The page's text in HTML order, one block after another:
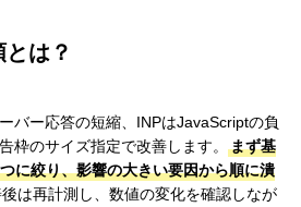
は？
バー応答の短縮、INPはJavaScriptの負
枠のサイズ指定で改善します。
まず基
に絞り、影響の大きい要因から順に潰
は再計測し、数値の変化を確認しなが